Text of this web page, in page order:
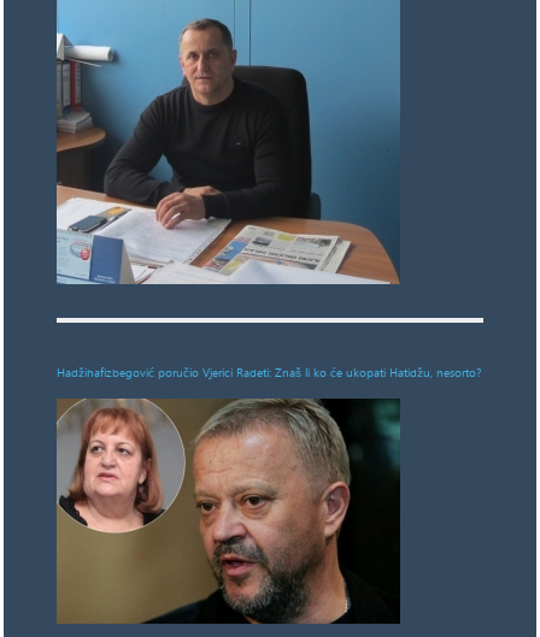
Hadžihafizbegović poručio Vjerici Radeti: Znaš li ko će ukopati Hatidžu, nesorto?